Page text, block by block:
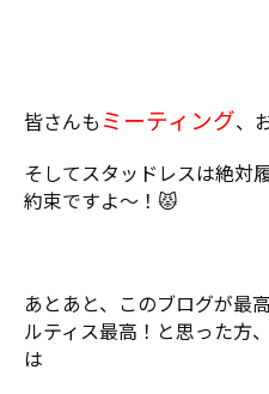
皆さんも ミーティング、
そしてスタッドレスは絶対
約束ですよ～！😾
あとあと、このブログが最
ルティス最高！と思った方
は